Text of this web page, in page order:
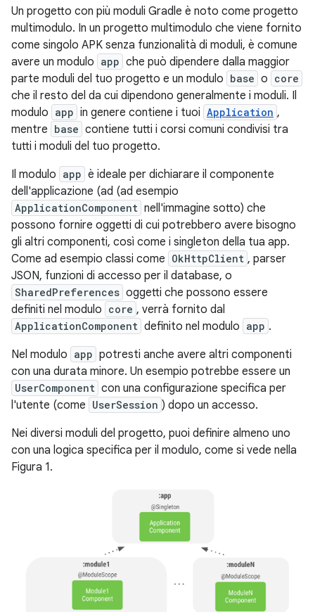
Un progetto con più moduli Gradle è noto come progetto
multimodulo. In un progetto multimodulo che viene fornito
come singolo APK senza funzionalità di moduli, è comune
avere un modulo app che può dipendere dalla maggior
parte moduli del tuo progetto e un modulo base o core
che il resto del da cui dipendono generalmente i moduli. Il
modulo app in genere contiene i tuoi Application ,
mentre base contiene tutti i corsi comuni condivisi tra
tutti i moduli del tuo progetto.
Il modulo app è ideale per dichiarare il componente
dell'applicazione (ad (ad esempio
ApplicationComponent nell'immagine sotto) che
possono fornire oggetti di cui potrebbero avere bisogno
gli altri componenti, così come i singleton della tua app.
Come ad esempio classi come OkHttpClient , parser
JSON, funzioni di accesso per il database, o
SharedPreferences oggetti che possono essere
definiti nel modulo core , verrà fornito dal
ApplicationComponent definito nel modulo app .
Nel modulo app potresti anche avere altri componenti
con una durata minore. Un esempio potrebbe essere un
UserComponent con una configurazione specifica per
l'utente (come UserSession ) dopo un accesso.
Nei diversi moduli del progetto, puoi definire almeno uno
con una logica specifica per il modulo, come si vede nella
Figura 1.